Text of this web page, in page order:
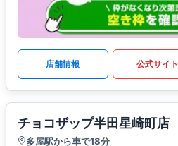
店舗情報 公式サイト
チョコザップ半田星崎町店
多屋駅から車で18分